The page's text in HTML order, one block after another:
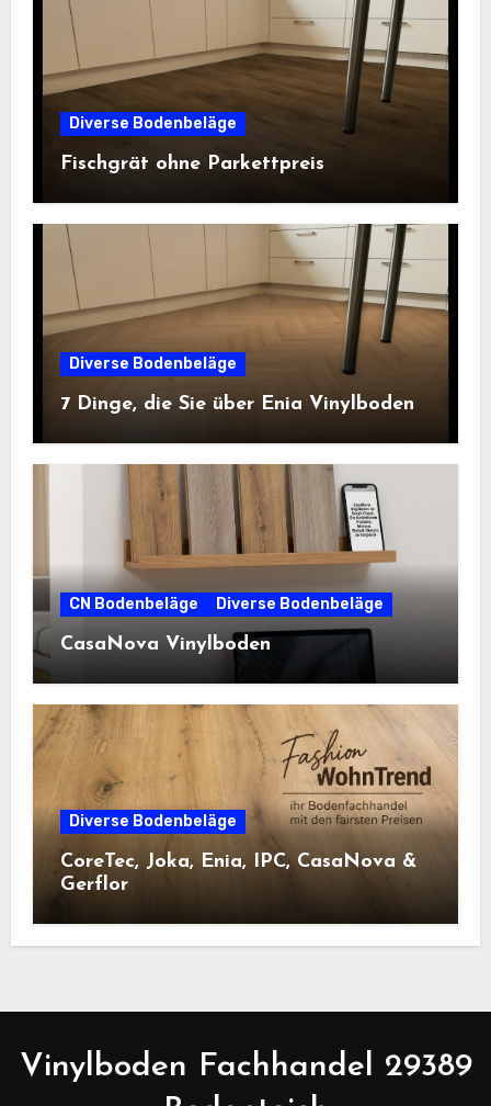
Diverse Bodenbeläge
Fischgrät ohne Parkettpreis
Diverse Bodenbeläge
7 Dinge, die Sie über Enia Vinylboden
CN Bodenbeläge Diverse Bodenbeläge
CasaNova Vinylboden
Diverse Bodenbeläge
CoreTec, Joka, Enia, IPC, CasaNova &
Gerflor
Vinylboden Fachhandel 29389